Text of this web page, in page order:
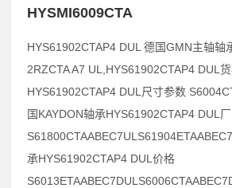
HYSMI6009CTA
HYS61902CTAP4 DUL 德国GMN主轴轴
2RZCTA A7 UL,HYS61902CTAP4 DUL货
HYS61902CTAP4 DUL尺寸参数
国KAYDON轴承HYS61902CTAP4 DUL
承HYS61902CTAP4 DUL价格